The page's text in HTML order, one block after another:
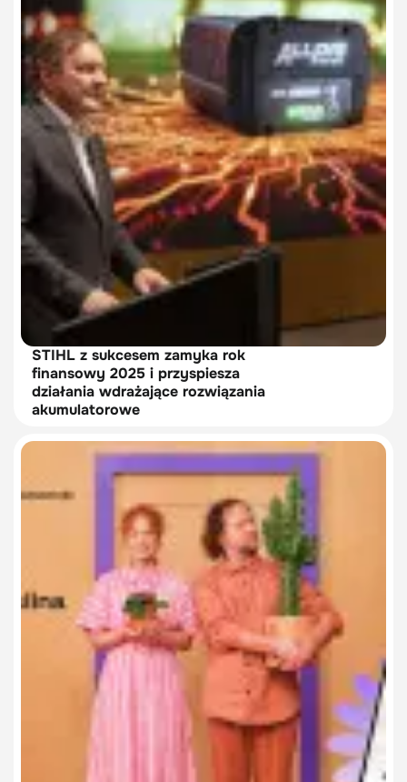
STIHL z sukcesem zamyka rok
finansowy 2025 i przyspiesza
działania wdrażające rozwiązania
akumulatorowe